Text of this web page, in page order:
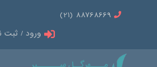
88768669 (21)
ورود / ثبت نام